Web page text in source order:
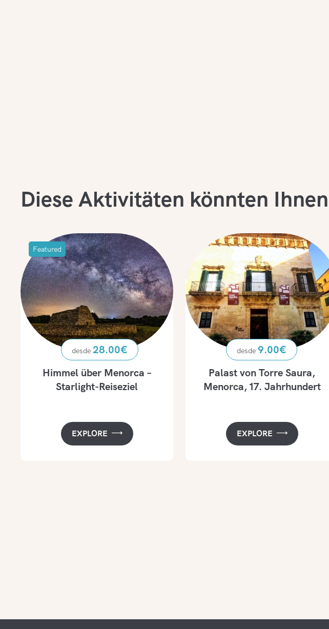
Diese Aktivitäten könnten
Featured
Himmel über Menorca –
Starlight-Reiseziel
28.00€
EXPLORE
Palast von Torre Saura,
Menorca, 17. Jahrhundert
9.00€
EXPLORE